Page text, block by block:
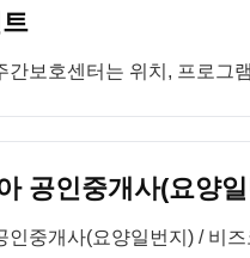
간보호센터는 위치, 프로그
공인중개사(요양
인중개사(요양일번지) / 비